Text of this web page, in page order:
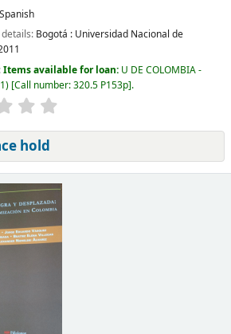
Spanish
Bogotá : Universidad Nacional de
Items available for loan: U DE COLOMBIA -
Call number:320.5 P153p .
hold